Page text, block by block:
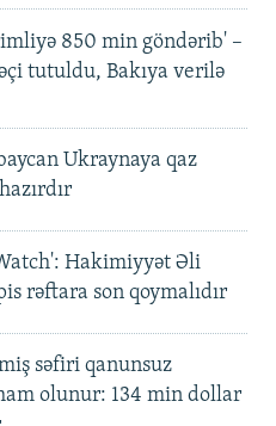
850 min göndərib' –
tutuldu, Bakıya verilə
Ukraynaya qaz
Hakimiyyət Əli
rəftara son qoymalıdır
səfiri qanunsuz
olunur: 134 min dollar